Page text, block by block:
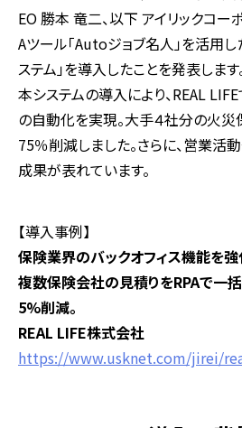
EO 勝本 竜二、以下 アイリックコー
Aツール「Autoジョブ名人」を活用
ステム」を導入したことを発表します
本システムの導入により、REAL
の自動化を実現。大手４社分の火
75％削減しました。さらに、営業活
成果が表れています。
【導入事例】
保険業界のバックオフィス機能を強
複数保険会社の見積りをRPAで一
5%削減。
REAL LIFE株式会社
https://www.usknet.com/jirei/